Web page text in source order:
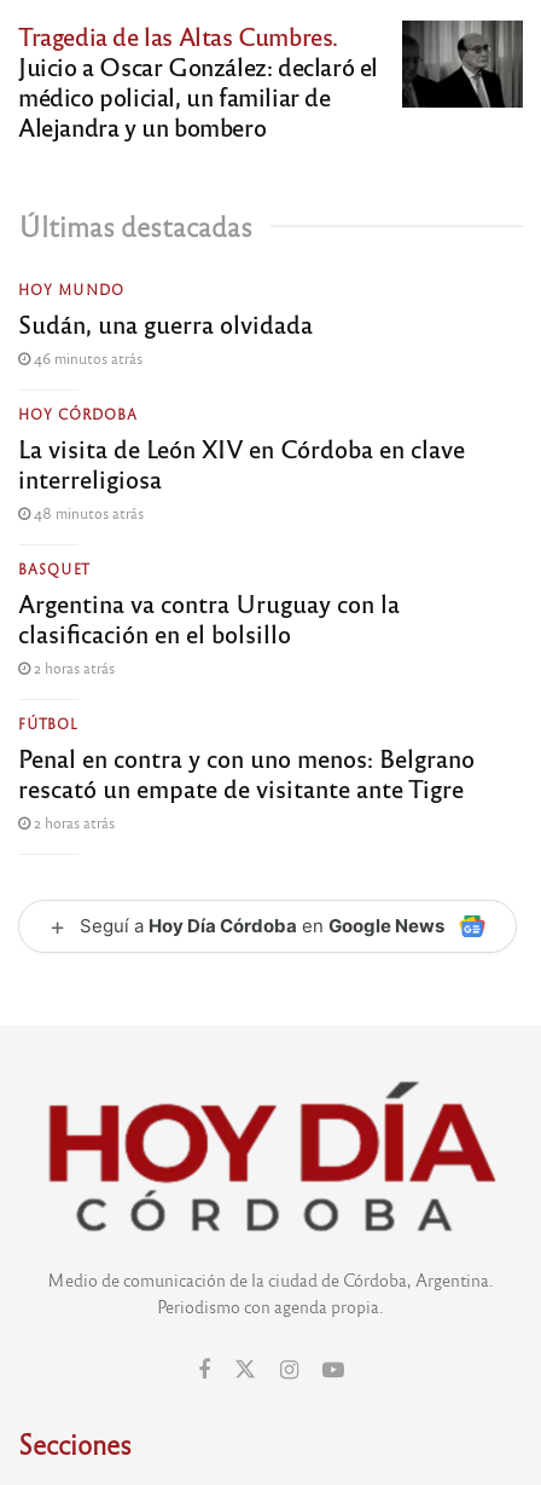
Tragedia de las Altas Cumbres.
Juicio a Oscar González: declaró el
médico policial, un familiar de
Alejandra y un bombero
Últimas destacadas
HOY MUNDO
Sudán, una guerra olvidada
46 minutos atrás
HOY CÓRDOBA
La visita de León XIV en Córdoba en clave
interreligiosa
48 minutos atrás
BASQUET
Argentina va contra Uruguay con la
clasificación en el bolsillo
2 horas atrás
FÚTBOL
Penal en contra y con uno menos: Belgrano
rescató un empate de visitante ante Tigre
2 horas atrás
+ Seguí a Hoy Día Córdoba en Google News
Medio de comunicación de la ciudad de Córdoba, Argentina.
Periodismo con agenda propia.
Secciones